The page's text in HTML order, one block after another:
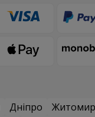
Дніпро Житомир